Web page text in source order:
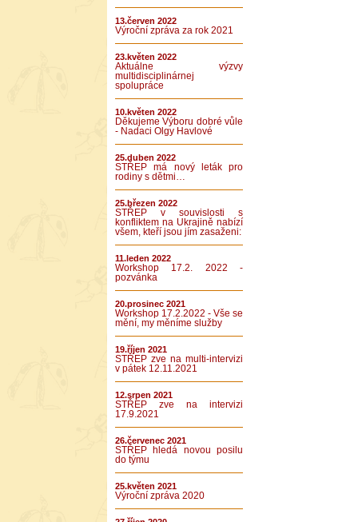
13.červen 2022
Výroční zpráva za rok 2021
23.květen 2022
Aktuálne výzvy
multidisciplinárnej
spolupráce
10.květen 2022
Děkujeme Výboru dobré vůle
- Nadaci Olgy Havlové
25.duben 2022
STŘEP má nový leták pro
rodiny s dětmi…
25.březen 2022
STŘEP v souvislosti s
konfliktem na Ukrajině nabízí
všem, kteří jsou jím zasaženi:
11.leden 2022
Workshop 17.2. 2022 -
pozvánka
20.prosinec 2021
Workshop 17.2.2022 - Vše se
mění, my měníme služby
19.říjen 2021
STŘEP zve na multi-intervizi
v pátek 12.11.2021
12.srpen 2021
STŘEP zve na intervizi
17.9.2021
26.červenec 2021
STŘEP hledá novou posilu
do týmu
25.květen 2021
Výroční zpráva 2020